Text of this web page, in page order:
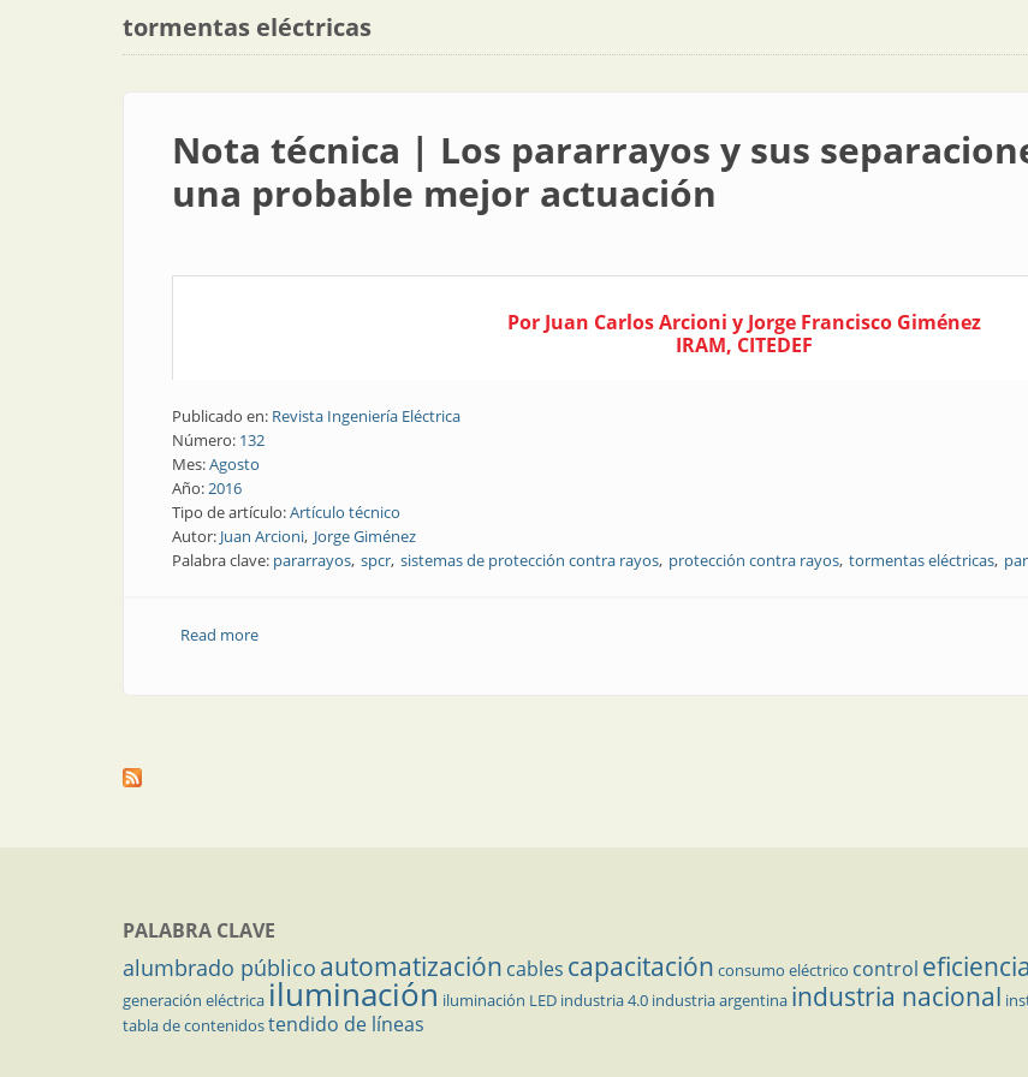
tormentas eléctricas
Nota técnica | Los pararrayos y sus
una probable mejor actuación
Por Juan Carlos Arcioni y Jorge Francisco Giménez
IRAM, CITEDEF
Publicado en: Revista Ingeniería Eléctrica
Número: 132
Mes:Agosto
Año:2016
Tipo de artículo:Artículo técnico
Autor: Juan Arcioni Jorge Giménez
Palabra clave: pararrayos spcr sistemas de protección contra rayos protección contra rayos tormentas eléctricas
Read moreabout Nota técnica | Los pararrayos y sus separaciones convenientes para una probable mejor actuación
PALABRA CLAVE
alumbrado público automatización cables capacitación consumo eléctrico control
generación eléctrica iluminación iluminación LED industria 4.0 industria argentina industria nacional
tabla de contenidostendido de líneas